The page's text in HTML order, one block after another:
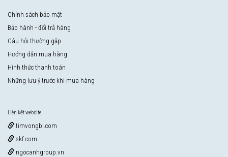
Chính sách bảo mật
Bảo hành - đổi trả hàng
Câu hỏi thường gặp
Hướng dẫn mua hàng
Hình thức thanh toán
Những lưu ý trước khi mua hàng
Liên kết website
timvongbi.com
skf.com
ngocanhgroup.vn